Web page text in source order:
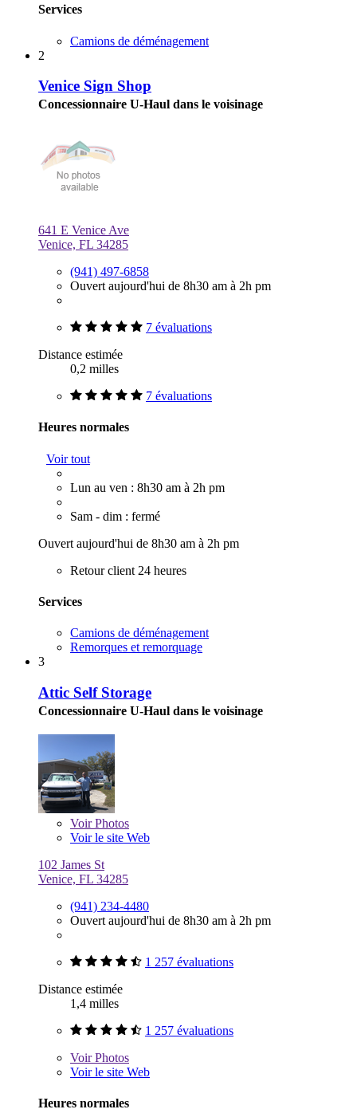
Services
Camions de déménagement
2
Venice Sign Shop
Concessionnaire U-Haul dans le voisinage
641 E Venice Ave
Venice, FL 34285
(941) 497-6858
Ouvert aujourd'hui de 8h30 am à 2h pm
7 évaluations
Distance estimée
0,2 milles
7 évaluations
Heures normales
Voir tout
Lun au ven : 8h30 am à 2h pm
Sam - dim : fermé
Ouvert aujourd'hui de 8h30 am à 2h pm
Retour client 24 heures
Services
Camions de déménagement
Remorques et remorquage
3
Attic Self Storage
Concessionnaire U-Haul dans le voisinage
VoirPhotos
Voir le site Web
102 James St
Venice, FL 34285
(941) 234-4480
Ouvert aujourd'hui de 8h30 am à 2h pm
1 257 évaluations
Distance estimée
1,4 milles
1 257 évaluations
VoirPhotos
Voir le site Web
Heures normales